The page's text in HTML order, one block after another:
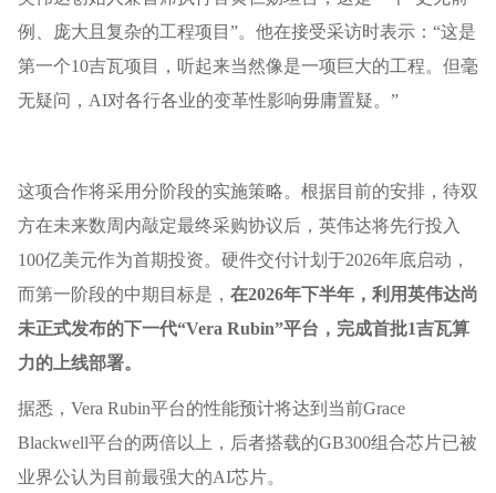
例、庞大且复杂的工程项目”。他在接受采访时表示：“这是
第一个10吉瓦项目，听起来当然像是一项巨大的工程。但毫
无疑问，AI对各行各业的变革性影响毋庸置疑。”
这项合作将采用分阶段的实施策略。根据目前的安排，待双
方在未来数周内敲定最终采购协议后，英伟达将先行投入
100亿美元作为首期投资。硬件交付计划于2026年底启动，
而第一阶段的中期目标是， 在2026年下半年，利用英伟达尚
未正式发布的下一代“Vera Rubin”平台，完成首批1吉瓦算
力的上线部署。
据悉，Vera Rubin平台的性能预计将达到当前Grace
Blackwell平台的两倍以上，后者搭载的GB300组合芯片已被
业界公认为目前最强大的AI芯片。